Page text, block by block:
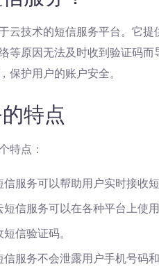
云技术的短信服务平台。它
等原因无法及时收到验证码
保护用户的账户安全。
特点
特点：
信服务可以帮助用户实时接收
短信服务可以在各种平台上使
信验证码。
信服务不会泄露用户手机号码